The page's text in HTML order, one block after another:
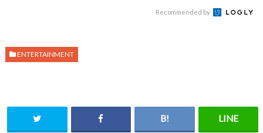
Recommended by
ENTERTAINMENT